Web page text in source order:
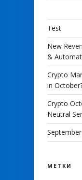
Test
New
&
Crypto
in
Crypto
Neutral
МЕТКИ